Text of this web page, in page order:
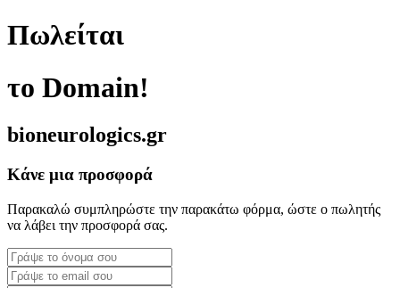
Πωλείται
το Domain!
bioneurologics.gr
Κάνε μια προσφορά
Παρακαλώ συμπληρώστε την παρακάτω φόρμα, ώστε ο πωλητής
να λάβει την προσφορά σας.